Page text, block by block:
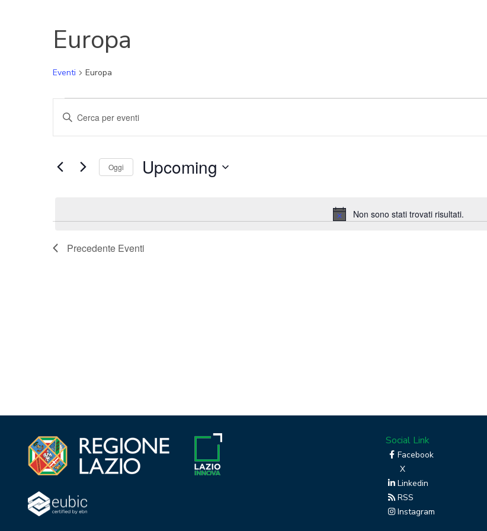
Europa
Eventi Europa
Eventi
Notice
Non sono stati trovati risultati.
Eventi
viste
Inserisci
Eventi
Oggi Upcoming
Precedente Eventi
Social Link
Facebook
X
Linkedin
RSS
Instagram